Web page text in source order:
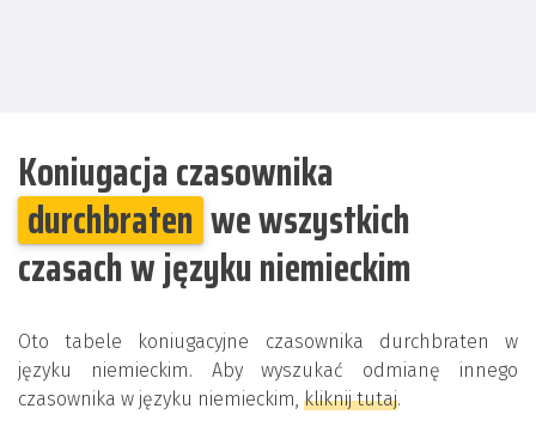
Koniugacja czasownika
durchbraten we wszystkich
czasach w języku niemieckim
Oto tabele koniugacyjne czasownika durchbraten w
języku niemieckim. Aby wyszukać odmianę innego
czasownika w języku niemieckim, kliknij tutaj.